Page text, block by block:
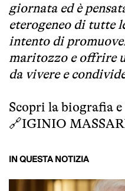
giornata ed è
eterogeneo di tutte
intento di
maritozzo e offrire
da vivere e
Scopri la biografia
🔗IGINIO
IN QUESTA NOTIZIA